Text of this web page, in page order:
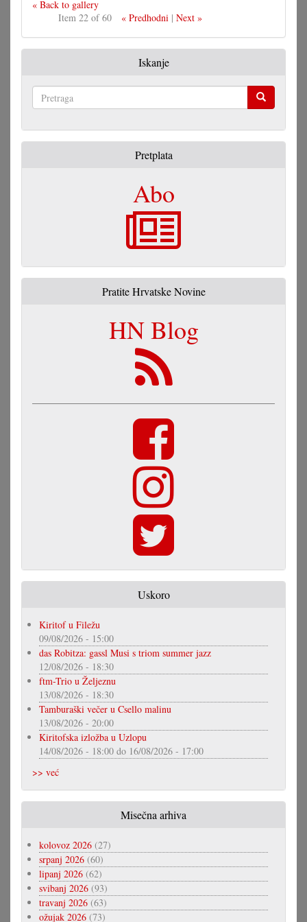
« Back to gallery
Item 22 of 60
« Predhodni| Next »
Iskanje
Pretplata
Abo
Pratite Hrvatske Novine
HN Blog
Uskoro
Kiritof u Filežu
09/08/2026 - 15:00
das Robitza: gassl Musi s triom summer jazz
12/08/2026 - 18:30
ftm-Trio u Željeznu
13/08/2026 - 18:30
Tamburaški večer u Csello malinu
13/08/2026 - 20:00
Kiritofska izložba u Uzlopu
14/08/2026 - 18:00 do 16/08/2026 - 17:00
>> već
Misečna arhiva
kolovoz 2026 (27)
srpanj 2026 (60)
lipanj 2026 (62)
svibanj 2026 (93)
travanj 2026 (63)
ožujak 2026 (73)